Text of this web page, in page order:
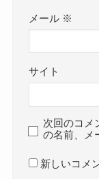
メール ※
サイト
次回のコメ
の名前、メ
新しいコメ